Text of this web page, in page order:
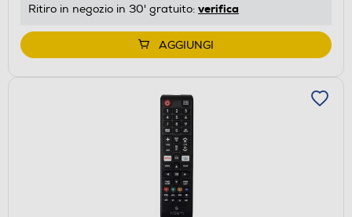
Ritiro in negozio in 30' gratuito: verifica
AGGIUNGI